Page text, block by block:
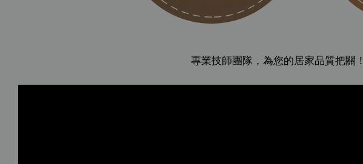
專業技師團隊，為您的居家品質把關